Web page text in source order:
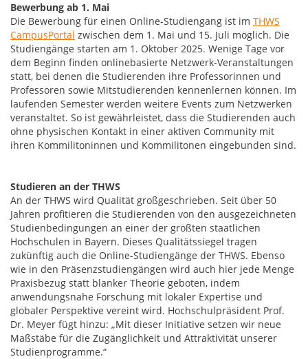
Bewerbung ab 1. Mai
Die Bewerbung für einen Online-Studiengang ist im THWS
CampusPortal zwischen dem 1. Mai und 15. Juli möglich. Die
Studiengänge starten am 1. Oktober 2025. Wenige Tage vor
dem Beginn finden onlinebasierte Netzwerk-Veranstaltungen
statt, bei denen die Studierenden ihre Professorinnen und
Professoren sowie Mitstudierenden kennenlernen können. Im
laufenden Semester werden weitere Events zum Netzwerken
veranstaltet. So ist gewährleistet, dass die Studierenden auch
ohne physischen Kontakt in einer aktiven Community mit
ihren Kommilitoninnen und Kommilitonen eingebunden sind.
Studieren an der THWS
An der THWS wird Qualität großgeschrieben. Seit über 50
Jahren profitieren die Studierenden von den ausgezeichneten
Studienbedingungen an einer der größten staatlichen
Hochschulen in Bayern. Dieses Qualitätssiegel tragen
zukünftig auch die Online-Studiengänge der THWS. Ebenso
wie in den Präsenzstudiengängen wird auch hier jede Menge
Praxisbezug statt blanker Theorie geboten, indem
anwendungsnahe Forschung mit lokaler Expertise und
globaler Perspektive vereint wird. Hochschulpräsident Prof.
Dr. Meyer fügt hinzu: „Mit dieser Initiative setzen wir neue
Maßstäbe für die Zugänglichkeit und Attraktivität unserer
Studienprogramme.“